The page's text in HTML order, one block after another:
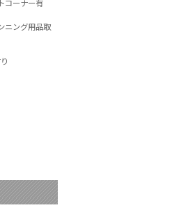
コーナー有
ニング用品取